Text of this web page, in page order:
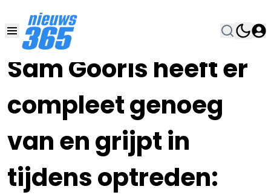
Sam Gooris heeft er
compleet genoeg
van en grijpt in
tijdens optreden:
13 SEP 2023, 21:00